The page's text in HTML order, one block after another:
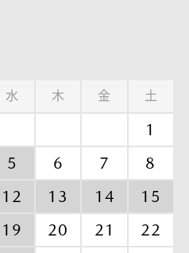
水 木 金 土
1
5 6 7
8
12 13 14
15
19 20 21
22